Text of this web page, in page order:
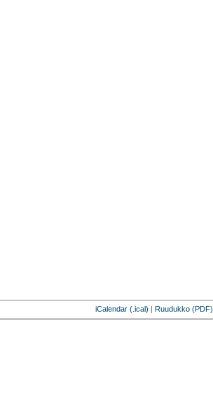
iCalendar (.ical) | Ruudukko (PDF)